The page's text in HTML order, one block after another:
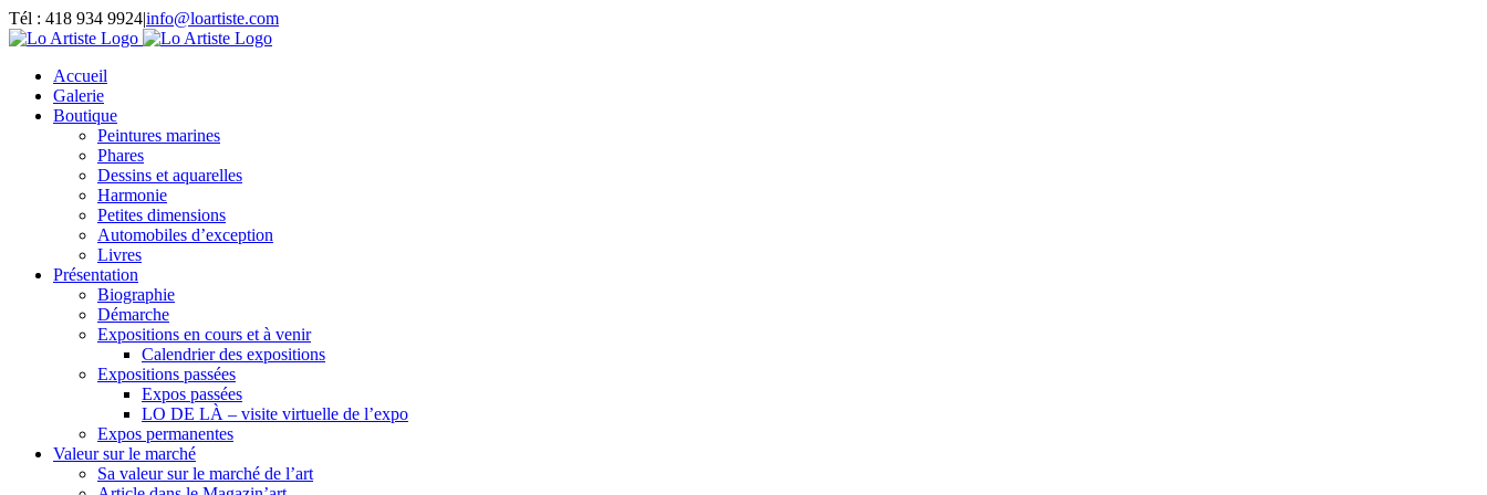
Passer
au
Tél : 418 934 9924|info@loartiste.com
Facebook
Instagram
Email
Pinterest
YouTube
Accueil
Galerie
Boutique
Peintures marines
Phares
Dessins et aquarelles
Harmonie
Petites dimensions
Automobiles d’exception
Livres
Présentation
Biographie
Démarche
Expositions en cours et à venir
Calendrier des expositions
Expositions passées
Expos passées
LO DE LÀ – visite virtuelle de l’expo
Expos permanentes
Valeur sur le marché
Sa valeur sur le marché de l’art